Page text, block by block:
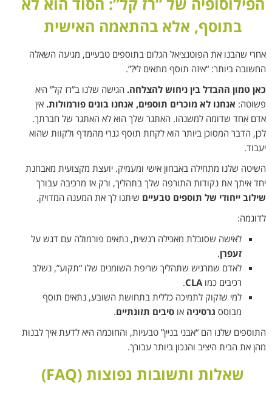
בתוסף, אלא בהתאמה האישית
אחרי שהבנו את הפוטנציאל הגלום בתוספים טבעיים, מגיעה השאלה
החשובה ביותר: “איזה תוסף מתאים לי?”.
כאן טמון ההבדל בין ניחוש להצלחה. הגישה שלנו ב”רז קל” היא
פשוטה: אנחנו לא מוכרים תוספים, אנחנו בונים פורמולות. אין
אדם אחד שדומה למשנהו. האתגר שלך הוא לא האתגר של חברתך.
לכן, הדבר המסוכן ביותר הוא לקחת תוסף גנרי מהמדף ולקוות שהוא
יעבוד.
השיטה שלנו מתחילה באבחון אישי ומעמיק. יועצת מקצועית מאבחנת
יחד איתך את נקודות התורפה שלך בתהליך, ורק אז מרכיבה עבורך
שילוב ייחודי של תוספים טבעיים שיתנו לך את המענה המדויק.
לדוגמה:
לאישה שסובלת מאכילה רגשית, נתאים פורמולה עם דגש על
זעפרן.
לאדם שמרגיש שתהליך שריפת השומנים שלו “תקוע”, נשלב
רכיבים כמוCLA
.
למי שזקוק לתמיכה כללית בתחושת השובע, נתאים תוסף
מבוסס גרסיניה או סיבים תזונתיים.
התוספים שלנו הם “אבני בניין” טבעיות, והחוכמה היא לדעת איך לבנות
מהן את הבית היציב והנכון ביותר עבורך.
שאלות ותשובות נפוצות (FAQ)